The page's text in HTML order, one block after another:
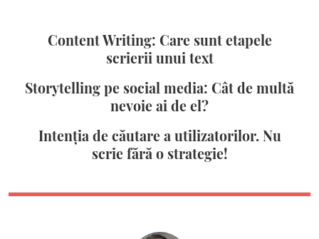
Content Writing: Care sunt etapele
scrierii unui text
Storytelling pe social media: Cât de multă
nevoie ai de el?
Intenția de căutare a utilizatorilor. Nu
scrie fără o strategie!